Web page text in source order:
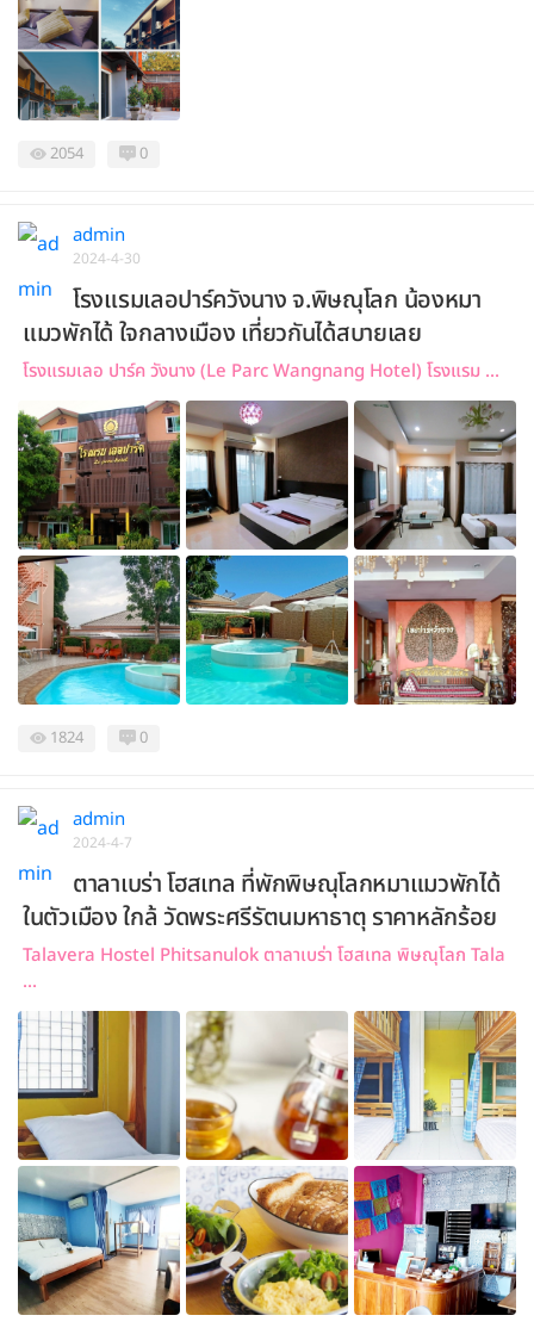
2054 0
admin
2024-4-30
โรงแรมเลอปาร์ควังนาง จ.พิษณุโลก น้องหมา
แมวพักได้ ใจกลางเมือง เที่ยวกันได้สบายเลย
โรงแรมเลอ ปาร์ค วังนาง (Le Parc Wangnang Hotel) โรงแรม ...
1824 0
admin
2024-4-7
ตาลาเบร่า โฮสเทล ที่พักพิษณุโลกหมาแมวพักได้
ในตัวเมือง ใกล้ วัดพระศรีรัตนมหาธาตุ ราคาหลักร้อย
Talavera Hostel Phitsanulok ตาลาเบร่า โฮสเทล พิษณุโลก Tala
...